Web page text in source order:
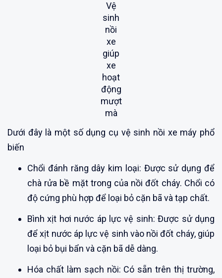
Vệ
sinh
nồi
xe
giúp
xe
hoạt
động
mượt
mà
Dưới đây là một số dụng cụ vệ sinh nồi xe máy phổ
biến
Chổi đánh răng dây kim loại: Được sử dụng để
chà rửa bề mặt trong của nồi đốt cháy. Chổi có
độ cứng phù hợp để loại bỏ cặn bã và tạp chất.
Bình xịt hơi nước áp lực vệ sinh: Được sử dụng
để xịt nước áp lực vệ sinh vào nồi đốt cháy, giúp
loại bỏ bụi bẩn và cặn bã dễ dàng.
Hóa chất làm sạch nồi: Có sẵn trên thị trường,